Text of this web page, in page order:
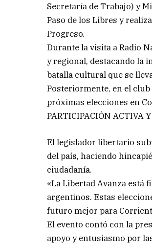
Secretaría de Trabajo) y
Paso de los Libres y
Progreso.
Durante la visita a Radio
y regional, destacando la
batalla cultural que se
Posteriormente, en el
próximas elecciones en
PARTICIPACIÓN ACTIVA
El legislador libertario
del país, haciendo
ciudadanía.
«La Libertad Avanza está
argentinos. Estas
futuro mejor para
El evento contó con la
apoyo y entusiasmo por